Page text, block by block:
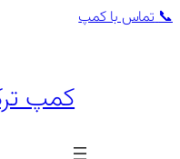
📞تماس با کمپرفتن
کمپ